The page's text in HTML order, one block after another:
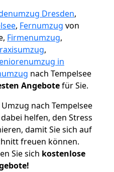
Dresden,
, Fernumzug von
Firmenumzug,
,
in
nach Tempelsee
Angebotefür Sie.
nach Tempelsee
helfen, den Stress
damit Sie sich auf
freuen können.
Sie sich kostenlose